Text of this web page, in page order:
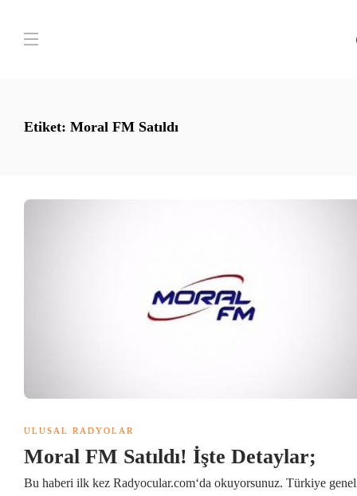
Etiket: Moral FM Satıldı
ULUSAL RADYOLAR
Moral FM Satıldı! İşte Detaylar;
Bu haberi ilk kez Radyocular.com‘da okuyorsunuz. Türkiye